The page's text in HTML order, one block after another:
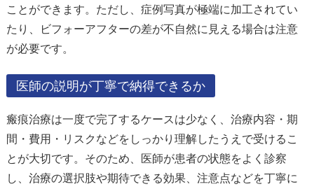
ことができます。ただし、症例写真が極端に加工されてい
たり、ビフォーアフターの差が不自然に見える場合は注意
が必要です。
医師の説明が丁寧で納得できるか
瘢痕治療は一度で完了するケースは少なく、治療内容・期
間・費用・リスクなどをしっかり理解したうえで受けるこ
とが大切です。そのため、医師が患者の状態をよく診察
し、治療の選択肢や期待できる効果、注意点などを丁寧に